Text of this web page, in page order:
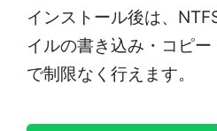
インストール後は、
イルの書き込み・コピ
で制限なく行えます。